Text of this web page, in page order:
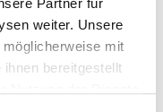
Partner für
weiter. Unsere
mit
bereitgestellt